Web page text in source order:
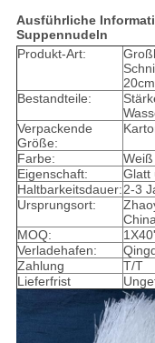
Ausführliche
Suppennudeln
Produkt-Art:
Bestandteile:
Verpackende
Größe:
Farbe:
Eigenschaft:
Glatt
Haltbarkeitsdauer:2-3
Ursprungsort:
MOQ:
Verladehafen:
Zahlung
T/T
Lieferfrist